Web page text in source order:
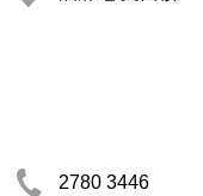
2780 3446